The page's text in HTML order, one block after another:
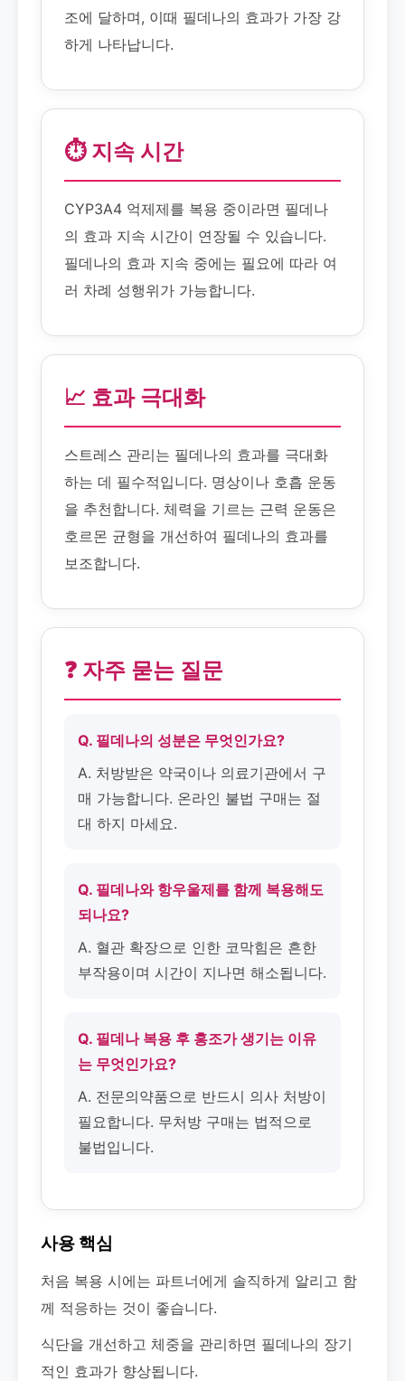
조에 달하며, 이때 필데나의 효과가 가장 강
하게 나타납니다.
⏱️ 지속 시간
CYP3A4 억제제를 복용 중이라면 필데나
의 효과 지속 시간이 연장될 수 있습니다.
필데나의 효과 지속 중에는 필요에 따라 여
러 차례 성행위가 가능합니다.
📈 효과 극대화
스트레스 관리는 필데나의 효과를 극대화
하는 데 필수적입니다. 명상이나 호흡 운동
을 추천합니다. 체력을 기르는 근력 운동은
호르몬 균형을 개선하여 필데나의 효과를
보조합니다.
❓ 자주 묻는 질문
Q. 필데나의 성분은 무엇인가요?
A. 처방받은 약국이나 의료기관에서 구
매 가능합니다. 온라인 불법 구매는 절
대 하지 마세요.
Q. 필데나와 항우울제를 함께 복용해도
되나요?
A. 혈관 확장으로 인한 코막힘은 흔한
부작용이며 시간이 지나면 해소됩니다.
Q. 필데나 복용 후 홍조가 생기는 이유
는 무엇인가요?
A. 전문의약품으로 반드시 의사 처방이
필요합니다. 무처방 구매는 법적으로
불법입니다.
사용 핵심
처음 복용 시에는 파트너에게 솔직하게 알리고 함
께 적응하는 것이 좋습니다.
식단을 개선하고 체중을 관리하면 필데나의 장기
적인 효과가 향상됩니다.